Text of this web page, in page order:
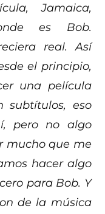
Jamaica,
es Bob.
real. Así
el principio,
una película
subtítulos, eso
pero no algo
mucho que me
hacer algo
para Bob. Y
de la música